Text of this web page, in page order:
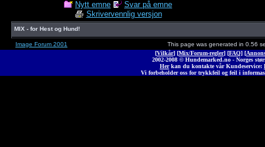
Nytt emne
Svar på emne
Skrivervennlig versjon
MIX - for Hest og Hund!
Image Forum 2001
This page was generated in 0.56
[Vilkår] [Mix/Forum-regler] [FAQ] [
2002-2008 © Hundemarked.no - Norges
Herkan du kontakte vår Kundeservice:
Vi forbeholder oss for trykkfeil og feil i